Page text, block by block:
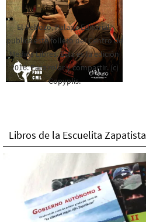
El Rebozo, Palapa Editorial,
publica este folleto del Centro de
Medios Libres. Esta es la edición
2016. Para rolar y compartir. (c)
Copyplis.
Libros de la Escuelita Zapatista